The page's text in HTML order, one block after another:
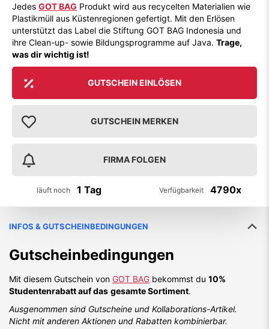
Jedes GOT BAG Produkt wird aus recycelten Materialien wie
Plastikmüll aus Küstenregionen gefertigt. Mit den Erlösen
unterstützt das Label die Stiftung GOT BAG Indonesia und
ihre Clean-up- sowie Bildungsprogramme auf Java. Trage,
was dir wichtig ist!
GUTSCHEIN EINLÖSEN
GUTSCHEIN MERKEN
FIRMA FOLGEN
läuft noch 1 Tag Verfügbarkeit 4790x
INFOS & GUTSCHEINBEDINGUNGEN
Gutscheinbedingungen
Mit diesem Gutschein von GOT BAG bekommst du 10%
Studentenrabatt auf das gesamte Sortiment.
Ausgenommen sind Gutscheine und Kollaborations-Artikel.
Nicht mit anderen Aktionen und Rabatten kombinierbar.